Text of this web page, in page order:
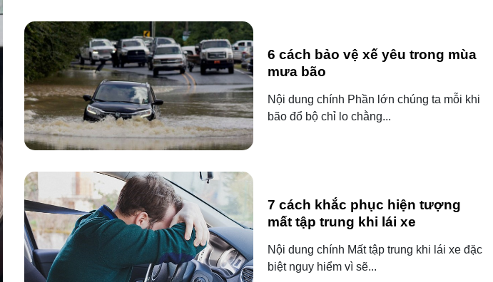
6 cách bảo vệ xế yêu trong mùa
mưa bão
Nội dung chính Phần lớn chúng ta mỗi khi
bão đổ bộ chỉ lo chằng...
7 cách khắc phục hiện tượng
mất tập trung khi lái xe
Nội dung chính Mất tập trung khi lái xe đặc
biệt nguy hiểm vì sẽ...